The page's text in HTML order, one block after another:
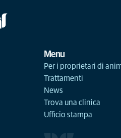
Menu
Per i proprietari di
Trattamenti
News
Trova una clinica
Ufficio stampa